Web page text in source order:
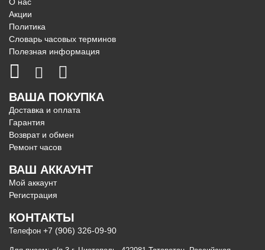
Акции
Политика
Словарь часовых терминов
Полезная информация
ВАША ПОКУПКА
Доставка и оплата
Гарантия
Возврат и обмен
Ремонт часов
ВАШ АККАУНТ
Мой аккаунт
Регистрация
КОНТАКТЫ
Телефон +7 (906) 326-09-90